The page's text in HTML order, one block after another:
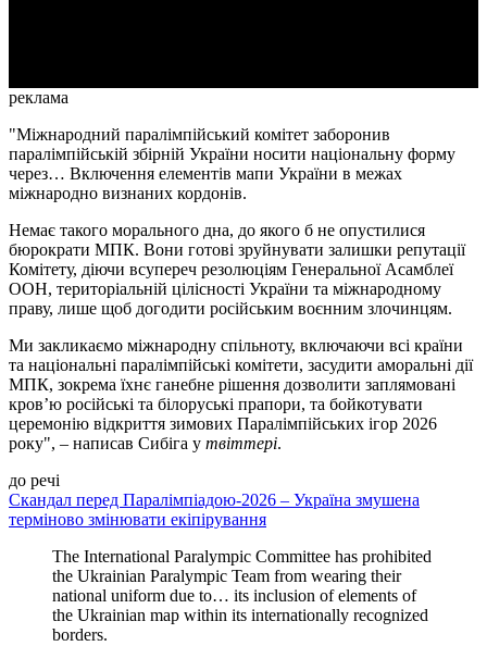
реклама
"Міжнародний паралімпійський комітет заборонив
паралімпійській збірній України носити національну форму
через… Включення елементів мапи України в межах
міжнародно визнаних кордонів.
Немає такого морального дна, до якого б не опустилися
бюрократи МПК. Вони готові зруйнувати залишки репутації
Комітету, діючи всупереч резолюціям Генеральної Асамблеї
ООН, територіальній цілісності України та міжнародному
праву, лише щоб догодити російським воєнним злочинцям.
Ми закликаємо міжнародну спільноту, включаючи всі країни
та національні паралімпійські комітети, засудити аморальні дії
МПК, зокрема їхнє ганебне рішення дозволити заплямовані
кров’ю російські та білоруські прапори, та бойкотувати
церемонію відкриття зимових Паралімпійських ігор 2026
року", – написав Сибіга у твіттері.
до речі
Скандал перед Паралімпіадою-2026 – Україна змушена
терміново змінювати екіпірування
The International Paralympic Committee has prohibited
the Ukrainian Paralympic Team from wearing their
national uniform due to… its inclusion of elements of
the Ukrainian map within its internationally recognized
borders.